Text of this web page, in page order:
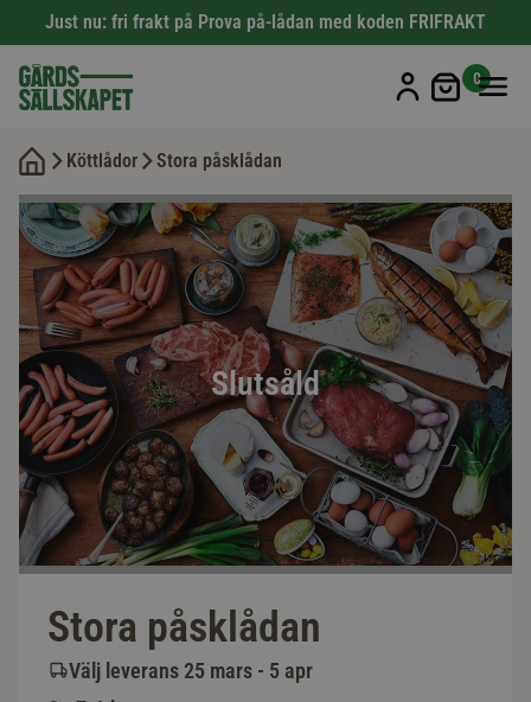
Just nu: fri frakt på Prova på-lådan med koden FRIFRAKT
Min
0
Köttlådor Stora påsklådan
Slutsåld
Stora påsklådan
Välj leverans 25 mars - 5 apr